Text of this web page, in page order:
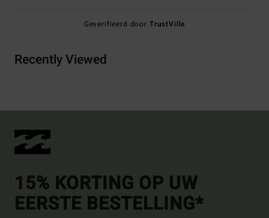
Geverifieerd door TrustVille
Recently Viewed
15% KORTING OP UW
EERSTE BESTELLING*